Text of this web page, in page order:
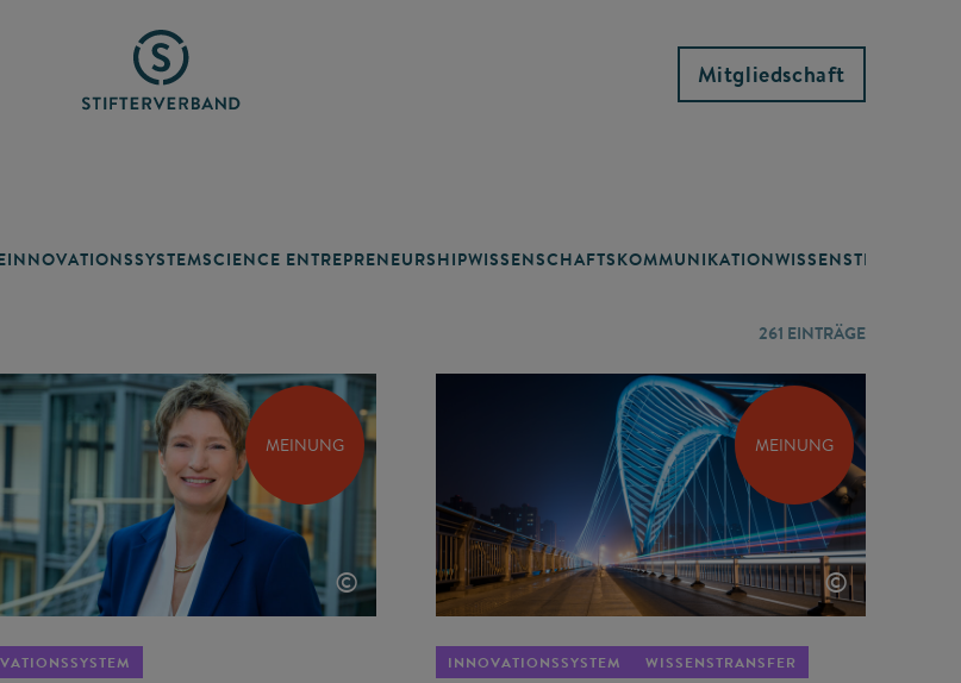
Mitgliedschaft
INNOVATIONSSYSTEMSCIENCE ENTREPRENEURSHIPWISSENSCHAFTSKOMMUNIKATIONWISSENSTRANSFER
261 EINTRÄGE
MEINUNG
©
MEINUNG
©
INNOVATIONSSYSTEM WISSENSTRANSFER